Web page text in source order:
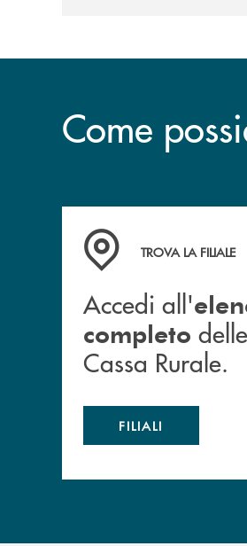
Come
Accedi all' elenco
TROVA LA FILIALE
Accedi all'
completo delle
Cassa Rurale.
FILIALI